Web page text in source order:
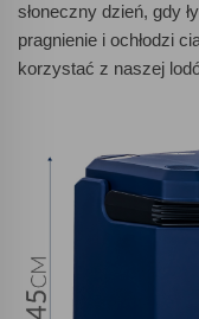
słoneczny dzień, gdy
pragnienie i ochłodzi
korzystać z naszej